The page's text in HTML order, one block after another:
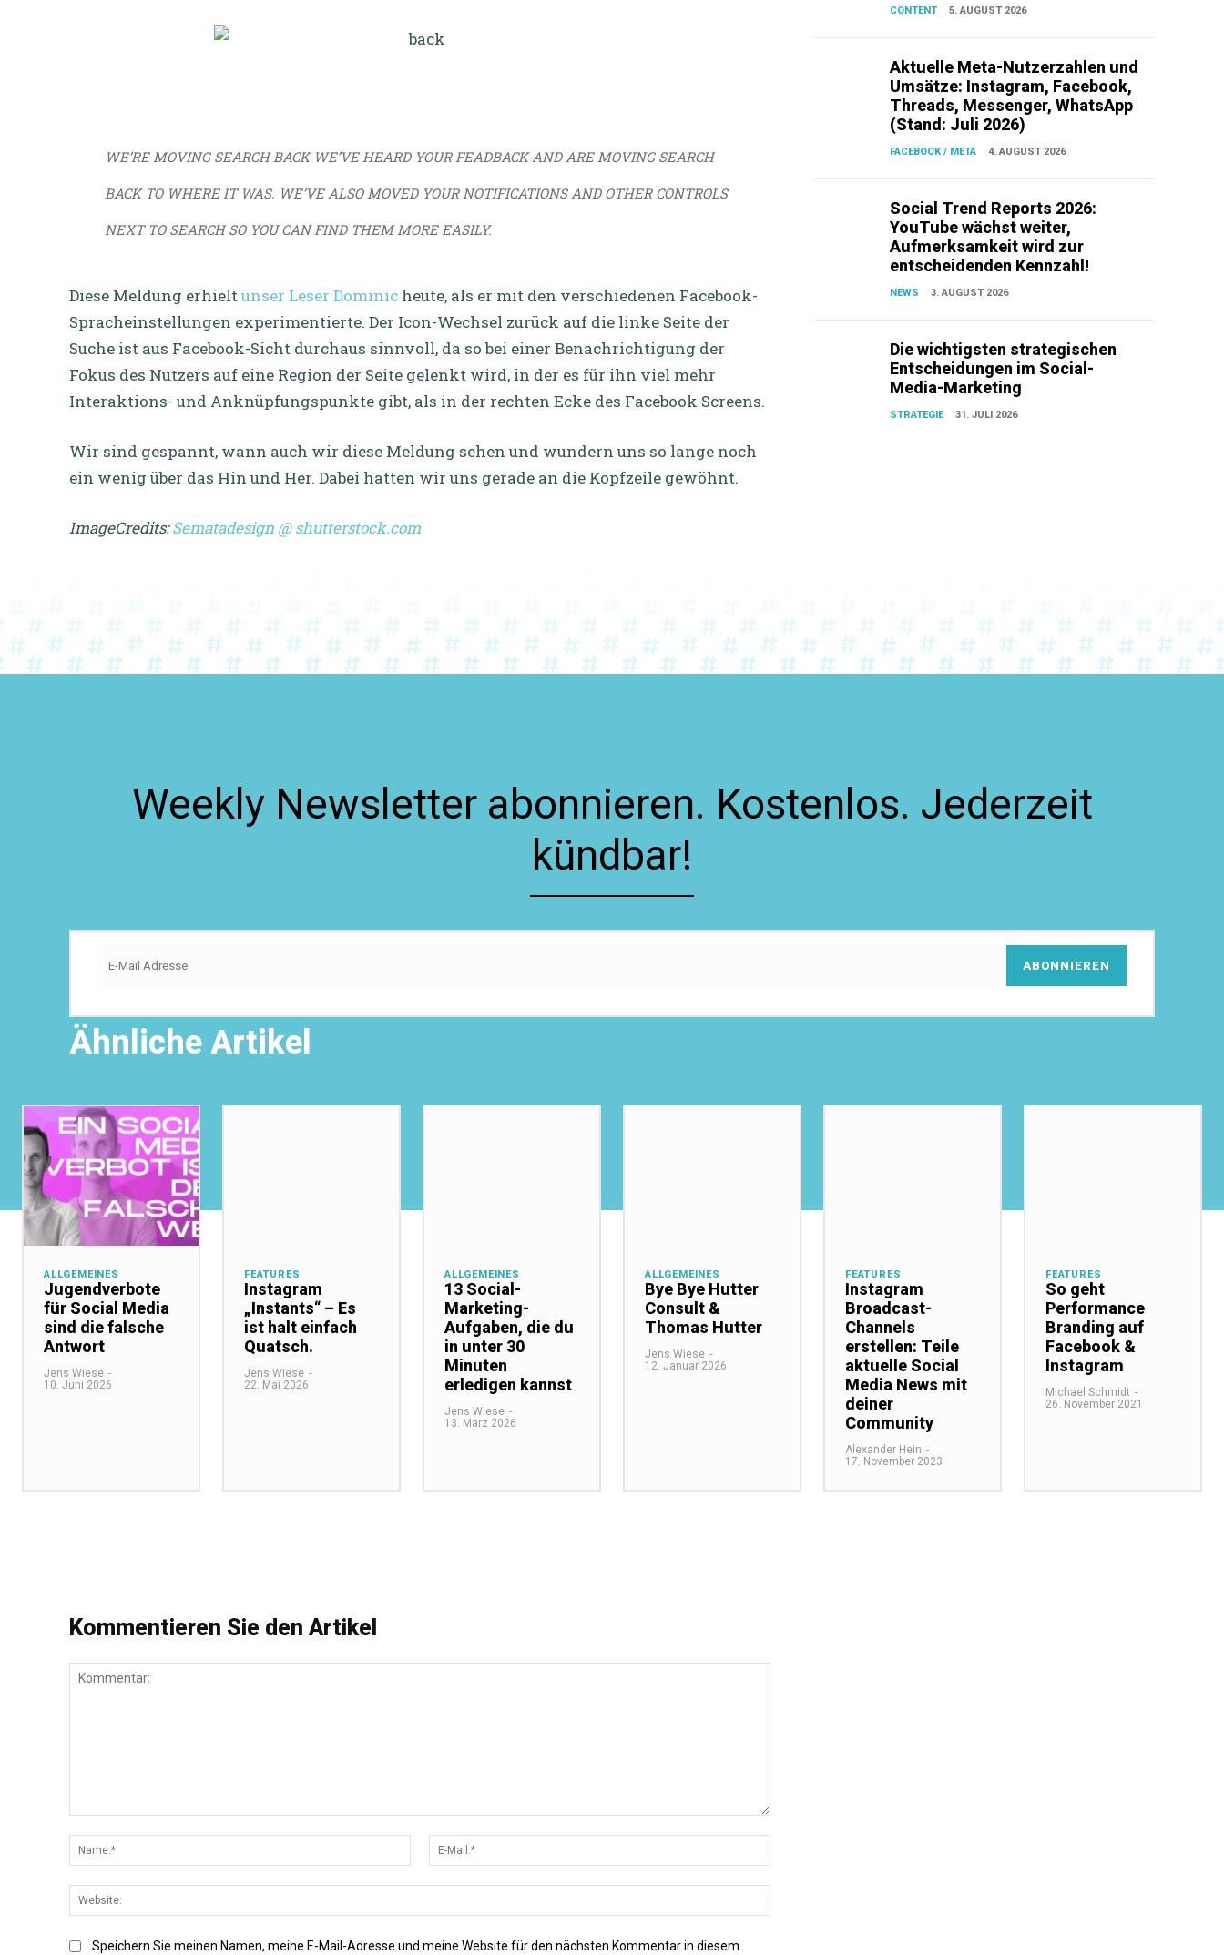
WE’RE MOVING SEARCH BACK WE’VE HEARD YOUR FEADBACK AND ARE MOVING SEARCH
BACK TO WHERE IT WAS. WE’VE ALSO MOVED YOUR NOTIFICATIONS AND OTHER CONTROLS
NEXT TO SEARCH SO YOU CAN FIND THEM MORE EASILY.
Diese Meldung erhieltunser Leser Dominic heute, als er mit den verschiedenen Facebook-
Spracheinstellungen experimentierte. Der Icon-Wechsel zurück auf die linke Seite der
Suche ist aus Facebook-Sicht durchaus sinnvoll, da so bei einer Benachrichtigung der
Fokus des Nutzers auf eine Region der Seite gelenkt wird, in der es für ihn viel mehr
Interaktions- und Anknüpfungspunkte gibt, als in der rechten Ecke des Facebook Screens.
Wir sind gespannt, wann auch wir diese Meldung sehen und wundern uns so lange noch
ein wenig über das Hin und Her. Dabei hatten wir uns gerade an die Kopfzeile gewöhnt.
ImageCredits:Sematadesign @ shutterstock.com
CONTENT 5. AUGUST 2026
Aktuelle Meta-Nutzerzahlen und
Umsätze: Instagram, Facebook,
Threads, Messenger, WhatsApp
(Stand: Juli 2026)
FACEBOOK / META 4. AUGUST 2026
Social Trend Reports 2026:
YouTube wächst weiter,
Aufmerksamkeit wird zur
entscheidenden Kennzahl!
NEWS 3. AUGUST 2026
Die wichtigsten strategischen
Entscheidungen im Social-
Media-Marketing
STRATEGIE 31. JULI 2026
Weekly Newsletter abonnieren. Kostenlos. Jederzeit
kündbar!
ABONNIEREN
Ähnliche Artikel
ALLGEMEINES
Jugendverbote
für Social Media
sind die falsche
Antwort
Jens Wiese -
10. Juni 2026
FEATURES
Instagram
„Instants“ – Es
ist halt einfach
Quatsch.
Jens Wiese -
22. Mai 2026
ALLGEMEINES
13 Social-
Marketing-
Aufgaben, die du
in unter 30
Minuten
erledigen kannst
Jens Wiese -
13. März 2026
ALLGEMEINES
Bye Bye Hutter
Consult &
Thomas Hutter
Jens Wiese -
12. Januar 2026
FEATURES
Instagram
Broadcast-
Channels
erstellen: Teile
aktuelle Social
Media News mit
deiner
Community
Alexander Hein -
17. November 2023
FEATURES
So geht
Performance
Branding auf
Facebook &
Instagram
Michael Schmidt -
26. November 2021
Kommentieren Sie den Artikel
Name:*
Mail:*
Speichern Sie meinen Namen, meine E-Mail-Adresse und meine Website für den nächsten Kommentar in diesem